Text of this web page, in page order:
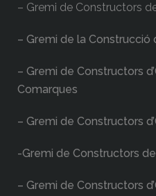
– Gremi de Constructors
– Gremi de la Construcció
– Gremi de Constructors
Comarques
– Gremi de Constructors
-Gremi de Constructors
– Gremi de Constructors